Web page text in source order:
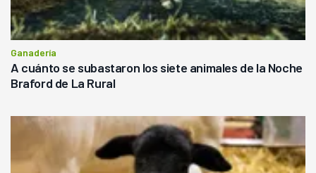
Ganadería
A cuánto se subastaron los siete animales de la Noche
Braford de La Rural